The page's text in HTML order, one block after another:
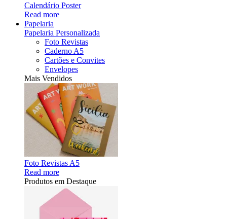
Calendário Poster
Read more
Papelaria
Papelaria Personalizada
Foto Revistas
Caderno A5
Cartões e Convites
Envelopes
Mais Vendidos
Foto Revistas A5
Read more
Produtos em Destaque